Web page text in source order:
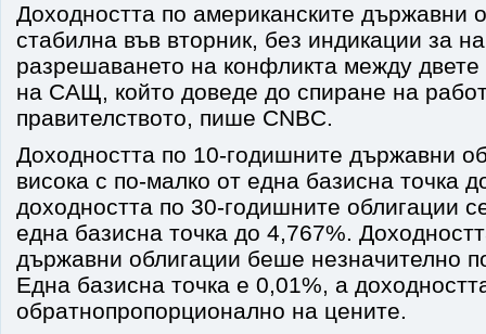
Доходността по американските държавни
стабилна във вторник, без индикации за
разрешаването на конфликта между
на САЩ, който доведе до спиране на
правителството, пише CNBC.
Доходността по 10-годишните държавни
висока с по-малко от една базисна точка
доходността по 30-годишните облигации
една базисна точка до 4,767%.
държавни облигации беше незначително
Една базисна точка е 0,01%, а
обратнопропорционално на цените.